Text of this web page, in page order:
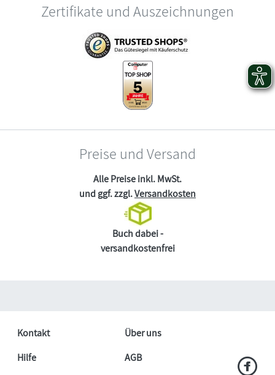
Zertifikate und Auszeichnungen
Preise und Versand
Alle Preise inkl. MwSt.
und ggf. zzgl.Versandkosten
Buch dabei -
versandkostenfrei
Kontakt
Über uns
Hilfe
AGB